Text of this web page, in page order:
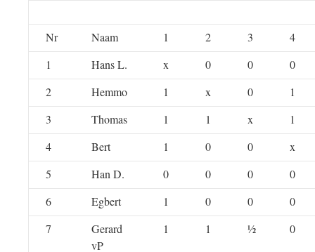
Nr Naam 1 2 3
4
1
Hans L. x 0 0
0
2
Hemmo 1 x 0
1
3
Thomas 1 1 x
1
4
Bert 1 0 0
x
5
Han D. 0 0 0
0
6
Egbert 1 0 0
0
7
Gerard
vP
1 1 ½ 0